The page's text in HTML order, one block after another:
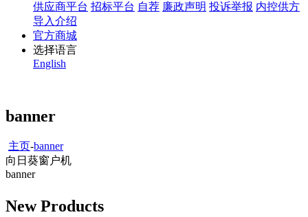
供应商平台 招标平台 自荐 廉政声明 投诉举报 内控供方
导入介绍
官方商城
选择语言
English
banner
主页-banner
向日葵窗户机
banner
New Products